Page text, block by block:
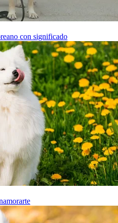
con significado